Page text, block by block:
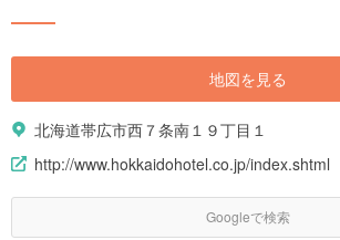
地図を見る
北海道帯広市西７条南１９丁目１
http://www.hokkaidohotel.co.jp/index.shtml
Googleで検索